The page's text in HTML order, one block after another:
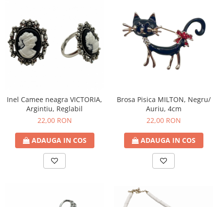
Inel Camee neagra VICTORIA,
Argintiu, Reglabil
22,00 RON
ADAUGA IN COS
Brosa Pisica MILTON, Negru/
Auriu, 4cm
22,00 RON
ADAUGA IN COS